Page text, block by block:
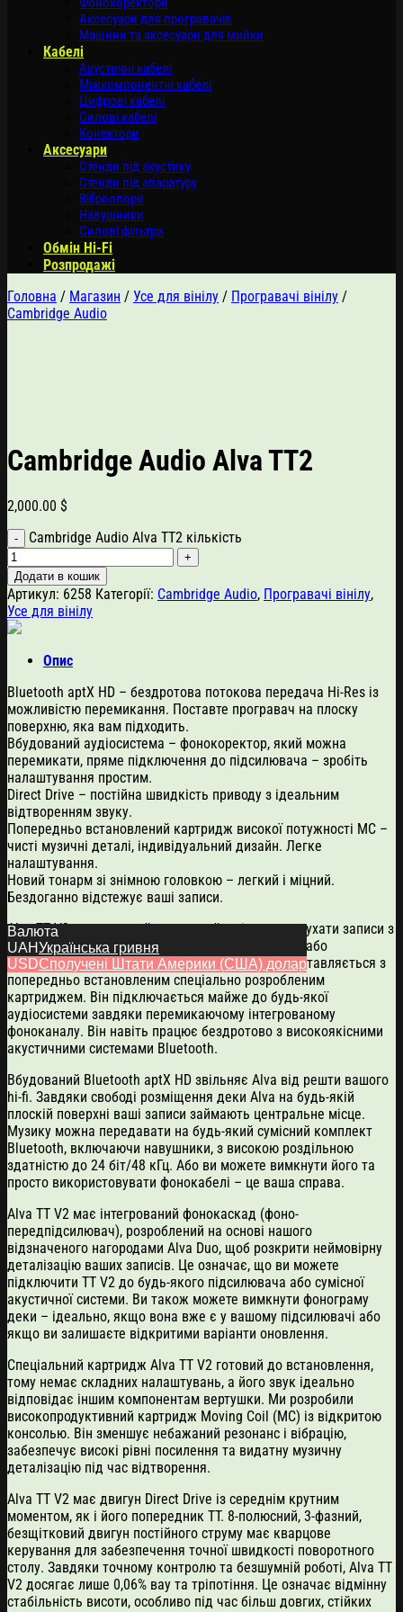
Аксесуари для програвачів
Машини та аксесуари для мийки
Кабелі
Акустичні кабелі
Міжкомпонентні кабелі
Цифрові кабелі
Силові кабелі
Конектори
Аксесуари
Стенди під акустику
Стенди під апаратуру
Віброопори
Навушники
Силові фільтри
Обмін Hi-Fi
Розпродажі
Головна / Магазин / Усе для вінілу / Програвачі вінілу /
Cambridge Audio
Cambridge Audio Alva TT2
2,000.00 $
Cambridge Audio Alva TT2 кількість
Додати в кошик
Артикул: 6258 Категорії: Cambridge Audio, Програвачі вінілу,
Усе для вінілу
Опис
Bluetooth aptX HD – бездротова потокова передача Hi-Res із
можливістю перемикання. Поставте програвач на плоску
поверхню, яка вам підходить.
Вбудований аудіосистема – фонокоректор, який можна
перемикати, пряме підключення до підсилювача – зробіть
налаштування простим.
Direct Drive – постійна швидкість приводу з ідеальним
відтворенням звуку.
Попередньо встановлений картридж високої потужності MC –
чисті музичні деталі, індивідуальний дизайн. Легке
налаштування.
Новий тонарм зі знімною головкою – легкий і міцний.
Бездоганно відстежує ваші записи.
Alva TT V2 призначений для людей, які хочуть слухати записи з
винятковою якістю – без необхідності вибирати або
встановлювати додаткові компоненти. TT V2 поставляється з
попередньо встановленим спеціально розробленим
картриджем. Він підключається майже до будь-якої
аудіосистеми завдяки перемикаючому інтегрованому
фоноканалу. Він навіть працює бездротово з високоякісними
акустичними системами Bluetooth.
Вбудований Bluetooth aptX HD звільняє Alva від решти вашого
hi-fi. Завдяки свободі розміщення деки Alva на будь-якій
плоскій поверхні ваші записи займають центральне місце.
Музику можна передавати на будь-який сумісний комплект
Bluetooth, включаючи навушники, з високою роздільною
здатністю до 24 біт/48 кГц. Або ви можете вимкнути його та
просто використовувати фонокабелі – це ваша справа.
Alva TT V2 має інтегрований фонокаскад (фоно-
передпідсилювач), розроблений на основі нашого
відзначеного нагородами Alva Duo, щоб розкрити неймовірну
деталізацію ваших записів. Це означає, що ви можете
підключити TT V2 до будь-якого підсилювача або сумісної
акустичної системи. Ви також можете вимкнути фонограму
деки – ідеально, якщо вона вже є у вашому підсилювачі або
якщо ви залишаєте відкритими варіанти оновлення.
Спеціальний картридж Alva TT V2 готовий до встановлення,
тому немає складних налаштувань, а його звук ідеально
відповідає іншим компонентам вертушки. Ми розробили
високопродуктивний картридж Moving Coil (MC) із відкритою
консолью. Він зменшує небажаний резонанс і вібрацію,
забезпечує високі рівні посилення та видатну музичну
деталізацію під час відтворення.
Alva TT V2 має двигун Direct Drive із середнім крутним
моментом, як і його попередник TT. 8-полюсний, 3-фазний,
безщітковий двигун постійного струму має кварцове
керування для забезпечення точної швидкості поворотного
столу. Завдяки точному контролю та безшумній роботі, Alva TT
V2 досягає лише 0,06% вау та тріпотіння. Це означає відмінну
стабільність висоти, особливо під час більш довгих, стійких
Валюта
UAHУкраїнська гривня
USDСполучені Штати Америки (США) долар